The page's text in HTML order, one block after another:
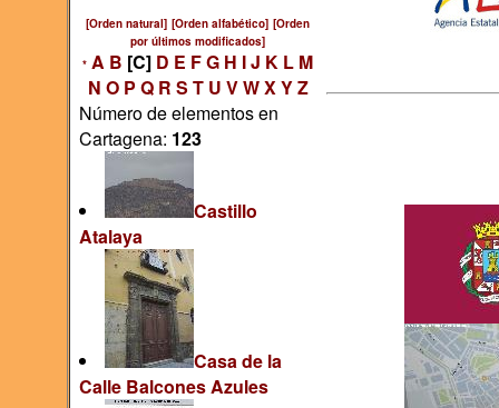
[Orden natural] [Orden alfabético] [Orden
por últimos modificados]
* A B [C] D E FG H IJ K L M
N O P Q R S T U VWXYZ
Número de elementos en
Cartagena: 123
Castillo
Atalaya
Casa de la
Calle Balcones Azules